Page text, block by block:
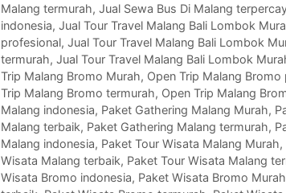
Malang termurah, Jual Sewa Bus Di Malang
indonesia, Jual Tour Travel Malang Bali Lombok
profesional, Jual Tour Travel Malang Bali Lombok
termurah, Jual Tour Travel Malang Bali Lombok
Trip Malang Bromo Murah, Open Trip Malang
Trip Malang Bromo termurah, Open Trip Malang
Malang indonesia, Paket Gathering Malang Murah,
Malang terbaik, Paket Gathering Malang termurah,
Malang indonesia, Paket Tour Wisata Malang Murah,
Wisata Malang terbaik, Paket Tour Wisata Malang
Wisata Bromo indonesia, Paket Wisata Bromo Murah